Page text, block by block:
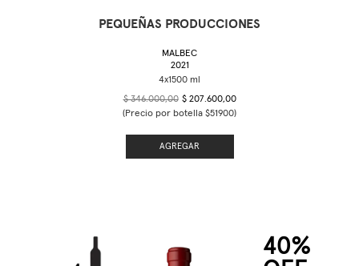
PEQUEÑAS PRODUCCIONES
MALBEC
2021
$ 346.000,00 $ 207.600,00
(Precio por botella $51900)
AGREGAR
40%